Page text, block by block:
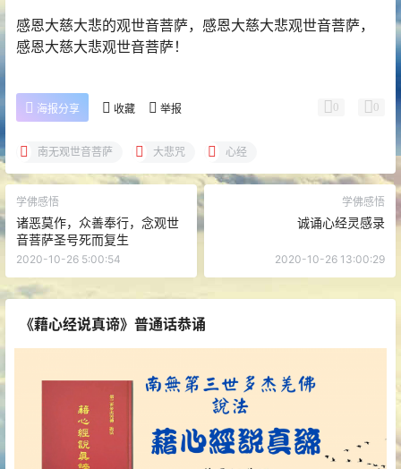
感恩大慈大悲的观世音菩萨，感恩大慈大悲观世音菩萨，
感恩大慈大悲观世音菩萨！
海报分享 收藏 举报 0 0
南无观世音菩萨 大悲咒 心经
学佛感悟
诸恶莫作，众善奉行，念观世
音菩萨圣号死而复生
2020-10-26 5:00:54
学佛感悟
诚诵心经灵感录
2020-10-26 13:00:29
《藉心经说真谛》普通话恭诵